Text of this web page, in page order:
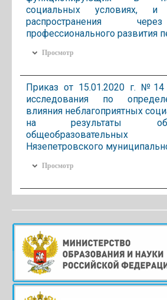
социальных условиях,
распространения
профессионального развития
Просмотр
Приказ от 15.01.2020 г.
исследования по
влияния неблагоприятных
на результаты
общеобразовательных
Нязепетровского
Просмотр